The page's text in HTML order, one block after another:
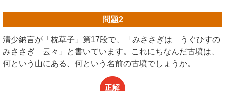
問題2
清少納言が「枕草子」第17段で、「みささぎは うぐひすの
みささぎ 云々」と書いています。これにちなんだ古墳は、
何という山にある、何という名前の古墳でしょうか。